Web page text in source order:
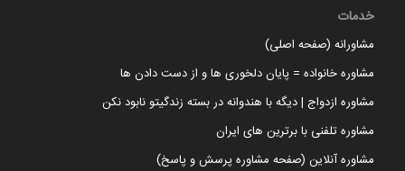
خدمات
مشاورانه (صفحه اصلی)
مشاوره خانواده = پایان دلخوری ها و از دست دادن ها
مشاوره ازدواج | دیگه با هندوانه در بسته زندگیتو نابود نکن
مشاوره تلفنی با برترین های ایران
مشاوره آنلاین (صفحه مشاوره پرسش و پاسخ)